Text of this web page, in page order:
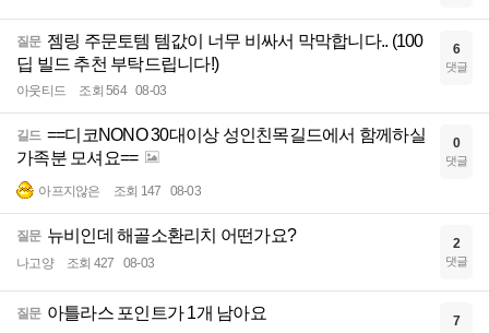
질문 젬링 주문토템 템값이 너무 비싸서 막막합니다.. (100
딥 빌드 추천 부탁드립니다!)
아웃티드 조회 564 08-03
6
댓글
길드 ==디코NONO 30대이상 성인친목길드에서 함께하실
가족분 모셔요==
아프지않은 조회 147 08-03
0
댓글
질문 뉴비인데 해골소환리치 어떤가요?
나고양 조회 427 08-03
2
댓글
질문 아틀라스 포인트가 1개 남아요 7